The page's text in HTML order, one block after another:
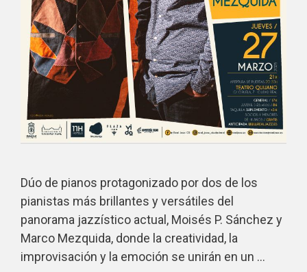
Dúo de pianos protagonizado por dos de los
pianistas más brillantes y versátiles del
panorama jazzístico actual, Moisés P. Sánchez y
Marco Mezquida, donde la creatividad, la
improvisación y la emoción se unirán en un …